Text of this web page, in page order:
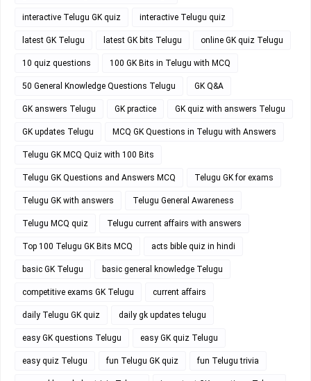
interactive Telugu GK quiz interactive Telugu quiz
latest GK Telugu latest GK bits Telugu online GK quiz Telugu
10 quiz questions 100 GK Bits in Telugu with MCQ
50 General Knowledge Questions Telugu GK Q&A
GK answers Telugu GK practice GK quiz with answers Telugu
GK updates Telugu MCQ GK Questions in Telugu with Answers
Telugu GK MCQ Quiz with 100 Bits
Telugu GK Questions and Answers MCQ Telugu GK for exams
Telugu GK with answers Telugu General Awareness
Telugu MCQ quiz Telugu current affairs with answers
Top 100 Telugu GK Bits MCQ acts bible quiz in hindi
basic GK Telugu basic general knowledge Telugu
competitive exams GK Telugu current affairs
daily Telugu GK quiz daily gk updates telugu
easy GK questions Telugu easy GK quiz Telugu
easy quiz Telugu fun Telugu GK quiz fun Telugu trivia